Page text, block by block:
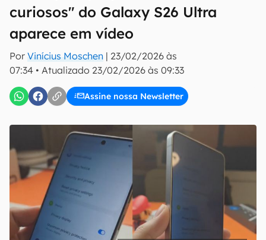
curiosos" do Galaxy S26 Ultra
aparece em vídeo
Por Vinícius Moschen | 23/02/2026 às
07:34 • Atualizado 23/02/2026 às 09:33
Assine nossa Newsletter
E-mail
inscreva-se
Confirmo que li, aceito e concordo com os Termos de
Uso e Política de Privacidade do Canaltech.